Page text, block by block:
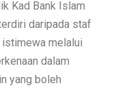
Kad Bank Islam
daripada staf
melalui
dalam
yang boleh